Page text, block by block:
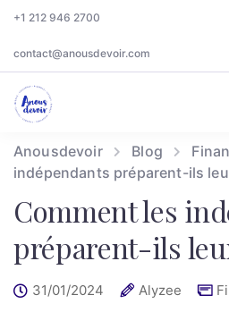
+1 212 946 2700
contact@anousdevoir.com
Anousdevoir Blog
indépendants préparent-ils
Comment les
préparent-ils
31/01/2024 Alyzee